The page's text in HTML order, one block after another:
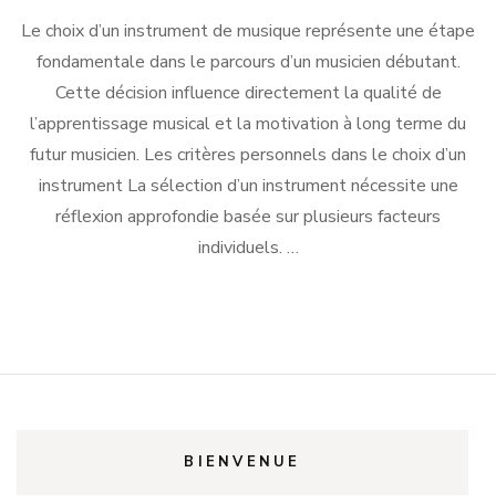
Le choix d’un instrument de musique représente une étape
fondamentale dans le parcours d’un musicien débutant.
Cette décision influence directement la qualité de
l’apprentissage musical et la motivation à long terme du
futur musicien. Les critères personnels dans le choix d’un
instrument La sélection d’un instrument nécessite une
réflexion approfondie basée sur plusieurs facteurs
individuels. …
BIENVENUE